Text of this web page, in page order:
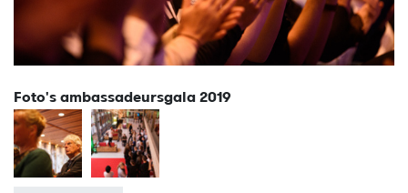
Foto's ambassadeursgala 2019